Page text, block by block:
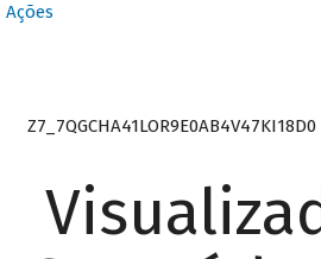
Ações
Z7_7QGCHA41LOR9E0AB4V47KI18D0